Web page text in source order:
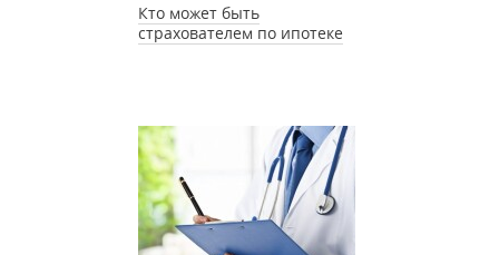
Кто может быть
страхователем по ипотеке